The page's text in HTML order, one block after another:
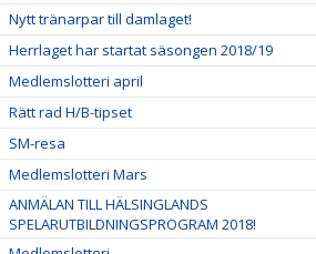
Nytt tränarpar till damlaget!
Herrlaget har startat säsongen 2018/19
Medlemslotteri april
Rätt rad H/B-tipset
SM-resa
Medlemslotteri Mars
ANMÄLAN TILL HÄLSINGLANDS
SPELARUTBILDNINGSPROGRAM 2018!